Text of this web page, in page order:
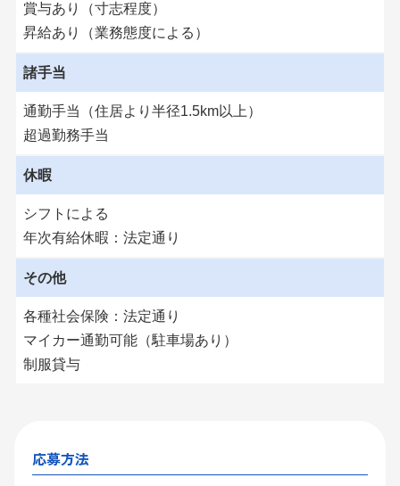
賞与あり（寸志程度）
昇給あり（業務態度による）
諸手当
通勤手当（住居より半径1.5km以上）
超過勤務手当
休暇
シフトによる
年次有給休暇：法定通り
その他
各種社会保険：法定通り
マイカー通勤可能（駐車場あり）
制服貸与
応募方法